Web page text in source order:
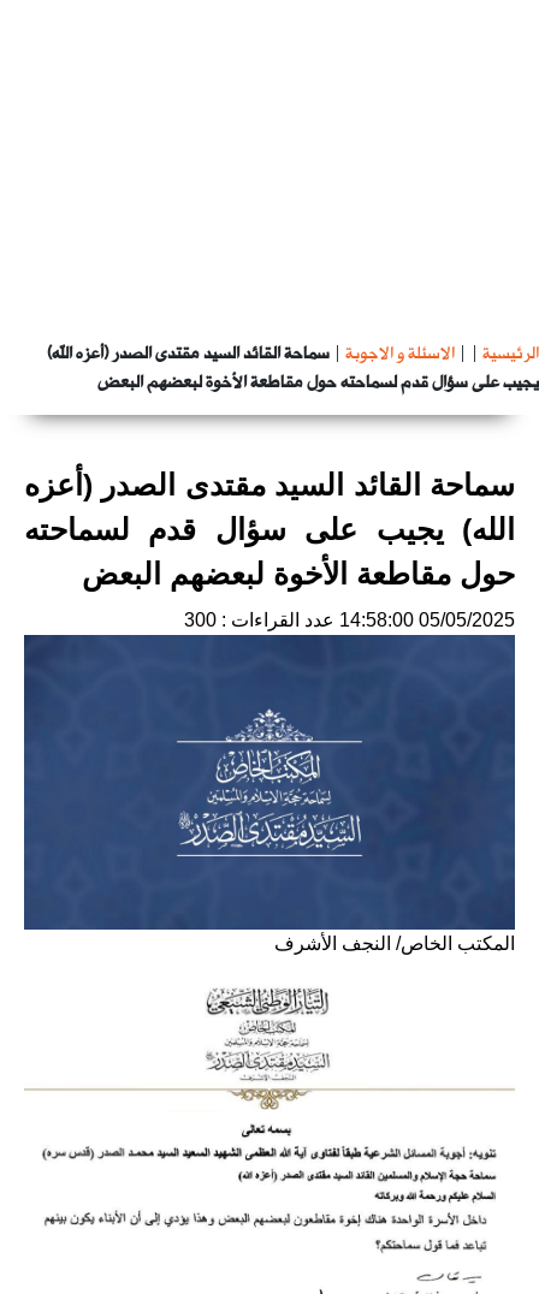
الرئيسية |
| الاسئلة و الاجوبة | سماحة القائد السيد مقتدى الصدر (أعزه الله)
يجيب على سؤال قدم لسماحته حول مقاطعة الأخوة لبعضهم البعض
سماحة القائد السيد مقتدى الصدر (أعزه
الله) يجيب على سؤال قدم لسماحته
حول مقاطعة الأخوة لبعضهم البعض
05/05/2025 14:58:00 عدد القراءات : 300
المكتب الخاص/ النجف الأشرف